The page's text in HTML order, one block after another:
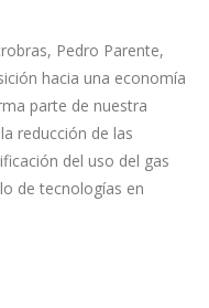
Pedro Parente,
hacia una economía
parte de nuestra
reducción de las
del uso del gas
de tecnologías en